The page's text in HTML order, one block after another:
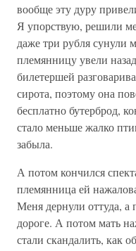
вообще эту дуру
Я упорствую, решили
даже три рубля сунули
племянницу увели
билетершей
сирота, поэтому она
бесплатно бутерброд,
стало меньше жалко
забыла.
А потом кончился
племянница ей
Меня дернули оттуда,
дороге. А потом мать
стали скандалить, как